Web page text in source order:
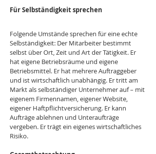
Für Selbständigkeit sprechen
Folgende Umstände sprechen für eine echte
Selbständigkeit: Der Mitarbeiter bestimmt
selbst über Ort, Zeit und Art der Tätigkeit. Er
hat eigene Betriebsräume und eigene
Betriebsmittel. Er hat mehrere Auftraggeber
und ist wirtschaftlich unabhängig. Er tritt am
Markt als selbständiger Unternehmer auf – mit
eigenem Firmennamen, eigener Website,
eigener Haftpflichtversicherung. Er kann
Aufträge ablehnen und Unteraufträge
vergeben. Er trägt ein eigenes wirtschaftliches
Risiko.